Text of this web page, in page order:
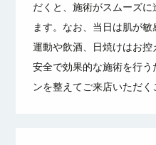
だくと、施術がスムーズ
ます。なお、当日は肌が
運動や飲酒、日焼けはお控
安全で効果的な施術を行
ンを整えてご来店いただく